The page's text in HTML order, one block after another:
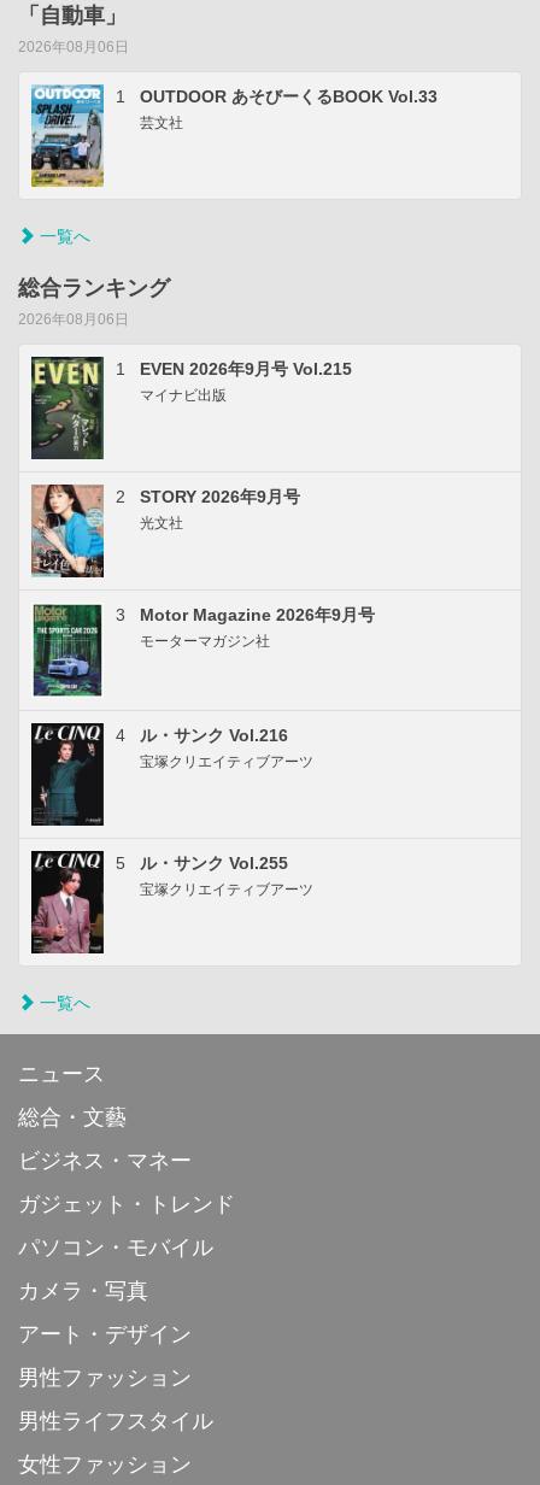
「自動車」
2026年08月06日
1 OUTDOOR あそびーくるBOOK Vol.33
芸文社
一覧へ
総合ランキング
2026年08月06日
1 EVEN 2026年9月号 Vol.215
マイナビ出版
2 STORY 2026年9月号
光文社
3 Motor Magazine 2026年9月号
モーターマガジン社
4 ル・サンク Vol.216
宝塚クリエイティブアーツ
5 ル・サンク Vol.255
宝塚クリエイティブアーツ
一覧へ
ニュース
総合・文藝
ビジネス・マネー
ガジェット・トレンド
パソコン・モバイル
カメラ・写真
アート・デザイン
男性ファッション
男性ライフスタイル
女性ファッション